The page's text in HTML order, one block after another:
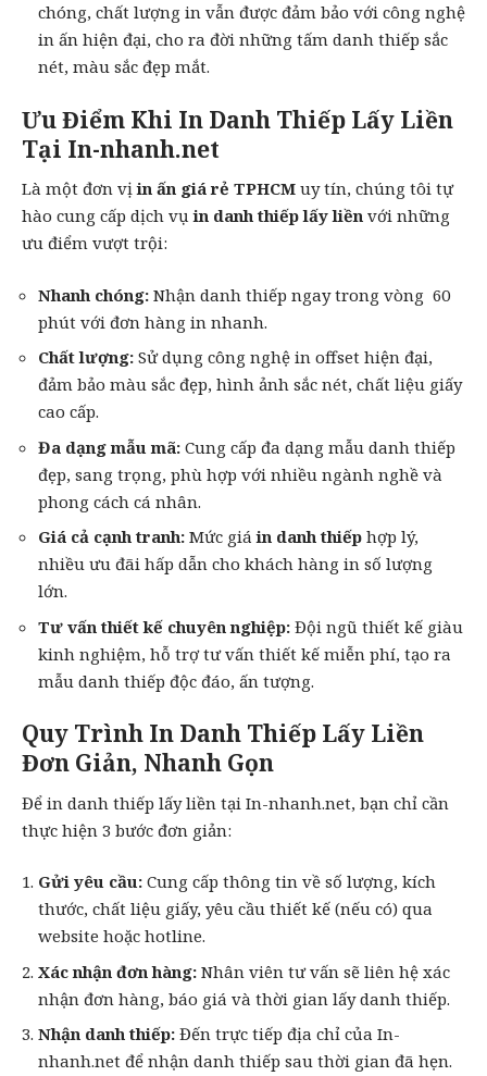
chóng, chất lượng in vẫn được đảm bảo với công nghệ
in ấn hiện đại, cho ra đời những tấm danh thiếp sắc
nét, màu sắc đẹp mắt.
Ưu Điểm Khi In Danh Thiếp Lấy Liền
Tại In-nhanh.net
Là một đơn vịin ấn giá rẻ TPHCM uy tín, chúng tôi tự
hào cung cấp dịch vụin danh thiếp lấy liền với những
ưu điểm vượt trội:
Nhanh chóng: Nhận danh thiếp ngay trong vòng 60
phút với đơn hàng in nhanh.
Chất lượng: Sử dụng công nghệ in offset hiện đại,
đảm bảo màu sắc đẹp, hình ảnh sắc nét, chất liệu giấy
cao cấp.
Đa dạng mẫu mã: Cung cấp đa dạng mẫu danh thiếp
đẹp, sang trọng, phù hợp với nhiều ngành nghề và
phong cách cá nhân.
Giá cả cạnh tranh: Mức giáin danh thiếp hợp lý,
nhiều ưu đãi hấp dẫn cho khách hàng in số lượng
lớn.
Tư vấn thiết kế chuyên nghiệp: Đội ngũ thiết kế giàu
kinh nghiệm, hỗ trợ tư vấn thiết kế miễn phí, tạo ra
mẫu danh thiếp độc đáo, ấn tượng.
Quy Trình In Danh Thiếp Lấy Liền
Đơn Giản, Nhanh Gọn
Để in danh thiếp lấy liền tại In-nhanh.net, bạn chỉ cần
thực hiện 3 bước đơn giản:
Gửi yêu cầu: Cung cấp thông tin về số lượng, kích
thước, chất liệu giấy, yêu cầu thiết kế (nếu có) qua
website hoặc hotline.
Xác nhận đơn hàng: Nhân viên tư vấn sẽ liên hệ xác
nhận đơn hàng, báo giá và thời gian lấy danh thiếp.
Nhận danh thiếp: Đến trực tiếp địa chỉ của In-
nhanh.net để nhận danh thiếp sau thời gian đã hẹn.